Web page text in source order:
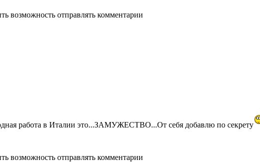
возможность отправлять комментарии
работа в Италии это...ЗАМУЖЕСТВО...От себя добавлю по секрету
возможность отправлять комментарии